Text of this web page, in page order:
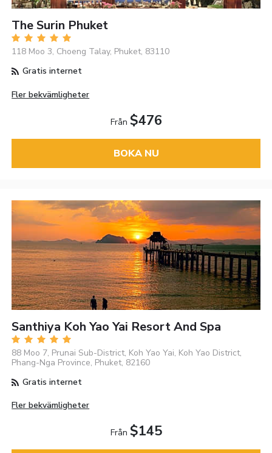
The Surin Phuket
118 Moo 3, Choeng Talay, Phuket, 83110
Gratis internet
Fler bekvämligheter
Från $476
BOKA NU
Santhiya Koh Yao Yai Resort And Spa
88 Moo 7, Prunai Sub-District, Koh Yao Yai, Koh Yao District,
Phang-Nga Province, Phuket, 82160
Gratis internet
Fler bekvämligheter
Från $145